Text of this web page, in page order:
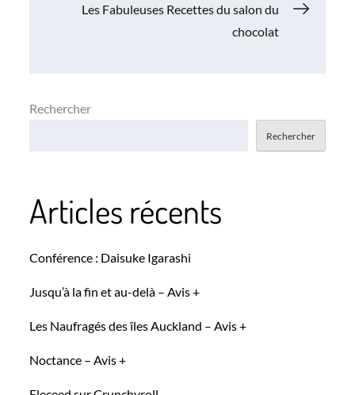
Les Fabuleuses Recettes du salon du
chocolat
Rechercher
Rechercher
Articles récents
Conférence : Daisuke Igarashi
Jusqu’à la fin et au-delà – Avis +
Les Naufragés des îles Auckland – Avis +
Noctance – Avis +